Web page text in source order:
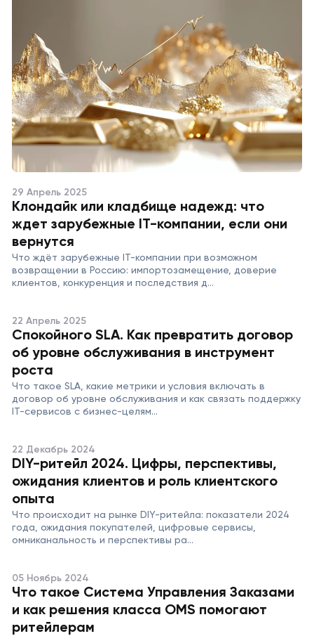
29 Апрель 2025
Клондайк или кладбище надежд: что
ждет зарубежные IT-компании, если они
вернутся
Что ждёт зарубежные IT-компании при возможном
возвращении в Россию: импортозамещение, доверие
клиентов, конкуренция и последствия д...
22 Апрель 2025
Спокойного SLA. Как превратить договор
об уровне обслуживания в инструмент
роста
Что такое SLA, какие метрики и условия включать в
договор об уровне обслуживания и как связать поддержку
IT-сервисов с бизнес-целям...
22 Декабрь 2024
DIY-ритейл 2024. Цифры, перспективы,
ожидания клиентов и роль клиентского
опыта
Что происходит на рынке DIY-ритейла: показатели 2024
года, ожидания покупателей, цифровые сервисы,
омниканальность и перспективы ра...
05 Ноябрь 2024
Что такое Система Управления Заказами
и как решения класса OMS помогают
ритейлерам